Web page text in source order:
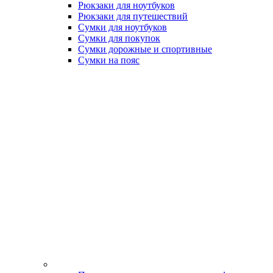
Рюкзаки для ноутбуков
Рюкзаки для путешествий
Сумки для ноутбуков
Сумки для покупок
Сумки дорожные и спортивные
Сумки на пояс